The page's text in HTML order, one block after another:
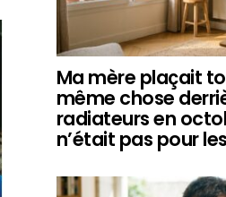
Ma mère plaçait
même chose
radiateurs en
n’était pas pour